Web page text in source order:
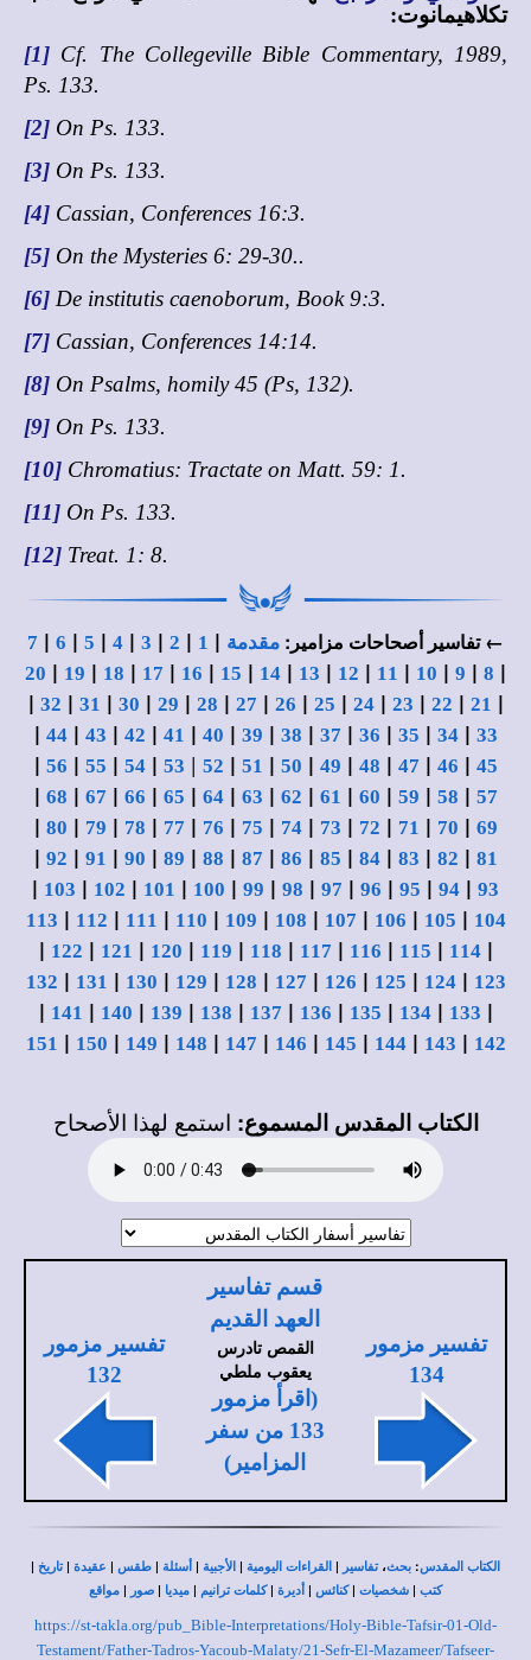
تكلاهيمانوت:
[1] Cf. The Collegeville Bible Commentary, 1989,
Ps. 133.
[2] On Ps. 133.
[3] On Ps. 133.
[4] Cassian, Conferences 16:3.
[5] On the Mysteries 6: 29-30..
[6] De institutis caenoborum, Book 9:3.
[7] Cassian, Conferences 14:14.
[8] On Psalms, homily 45 (Ps, 132).
[9] On Ps. 133.
[10] Chromatius: Tractate on Matt. 59: 1.
[11] On Ps. 133.
[12] Treat. 1: 8.
← تفاسير أصحاحات مزامير: مقدمة |
1
|
2
|
3
|
4
|
5
|
6
|
7
|
8
|
9
|
10
|
11
|
12
|
13
|
14
|
15
|
16
|
17
|
18
|
19
|
20
|
21
|
22
|
23
|
24
|
25
|
26
|
27
|
28
|
29
|
30
|
31
|
32
|
33
|
34
|
35
|
36
|
37
|
38
|
39
|
40
|
41
|
42
|
43
|
44
|
45
|
46
|
47
|
48
|
49
|
50
|
51
|
52
|
53
|
54
|
55
|
56
|
57
|
58
|
59
|
60
|
61
|
62
|
63
|
64
|
65
|
66
|
67
|
68
|
69
|
70
|
71
|
72
|
73
|
74
|
75
|
76
|
77
|
78
|
79
|
80
|
81
|
82
|
83
|
84
|
85
|
86
|
87
|
88
|
89
|
90
|
91
|
92
|
93
|
94
|
95
|
96
|
97
|
98
|
99
|
100
|
101
|
102
|
103
|
104
|
105
|
106
|
107
|
108
|
109
|
110
|
111
|
112
|
113
|
114
|
115
|
116
|
117
|
118
|
119
|
120
|
121
|
122
|
123
|
124
|
125
|
126
|
127
|
128
|
129
|
130
|
131
|
132
|
133
|
134
|
135
|
136
|
137
|
138
|
139
|
140
|
141
|
142
|
143
|
144
|
145
|
146
|
147
|
148
|
149
|
150
|
151
الكتاب المقدس المسموع: استمع لهذا الأصحاح
تفسير مزمور
134
قسم تفاسير
العهد القديم
القمص تادرس
يعقوب ملطي
(اقرأ مزمور
133 من سفر
المزامير)
تفسير مزمور
132
الكتاب المقدس: بحث،تفاسير | القراءات اليومية | الأجبية | أسئلة | طقس | عقيدة |تاريخ |
كتب | شخصيات |كنائس | أديرة |كلمات ترانيم | ميديا | صور | مواقع
https://st-takla.org/pub_Bible-Interpretations/Holy-Bible-Tafsir-01-Old-
Testament/Father-Tadros-Yacoub-Malaty/21-Sefr-El-Mazameer/Tafseer-